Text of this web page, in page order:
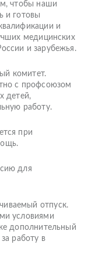
чтобы наши
и готовы
и
медицинских
и зарубежья.
комитет.
с профсоюзом
детей,
работу.
при
для
отпуск.
условиями
дополнительный
работу в